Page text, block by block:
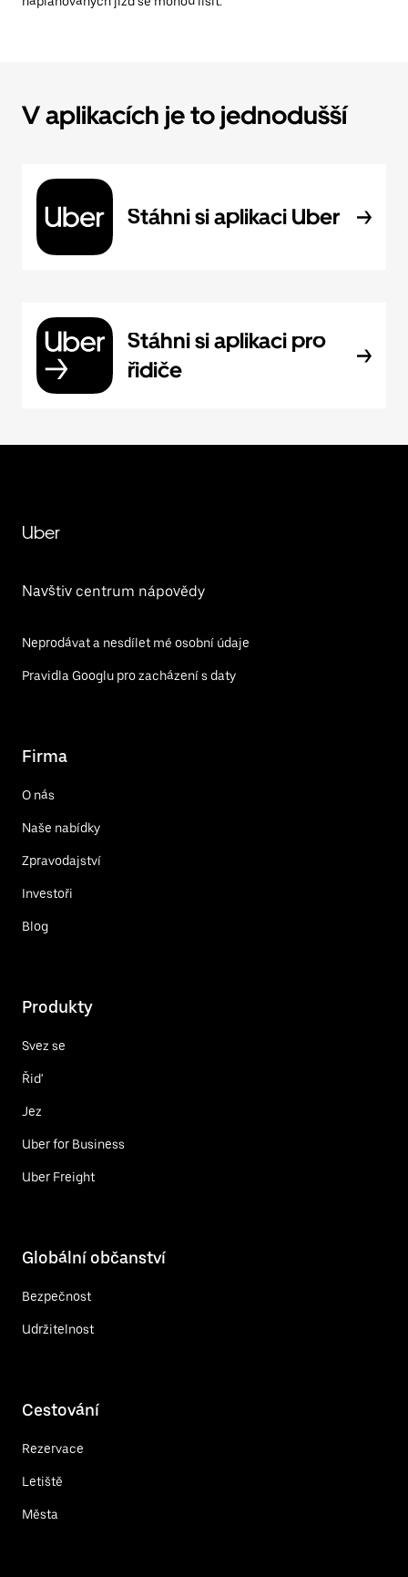
V aplikacích je to jednodušší
Stáhni si aplikaci Uber
Stáhni si aplikaci pro
řidiče
Uber
Navštiv centrum nápovědy
Neprodávat a nesdílet mé osobní údaje
Pravidla Googlu pro zacházení s daty
Firma
O nás
Naše nabídky
Zpravodajství
Investoři
Blog
Produkty
Svez se
Řiď
Jez
Uber for Business
Uber Freight
Globální občanství
Bezpečnost
Udržitelnost
Cestování
Rezervace
Letiště
Města